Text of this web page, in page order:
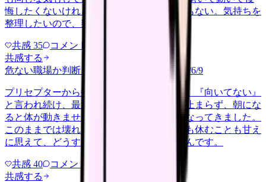
悔したくないけれど、このまま留まる根拠もない。気持ちを
整理したいので、判断材料の集…
共感 35 コメント
共感する
危ない職場か判断してほしい
2026/6/9
プリセプターから毎日のように『辞めれば』『向いてない』
と言われ続け、最近は職場が近づくと涙が止まらず、朝にな
ると体が動きません。食事も喉を通らなくなってきました。
このままでは壊れてしまう気がします。でも休むことも甘え
に思えて、どうすればいいのか分からないんです。
共感 40 コメント
共感する